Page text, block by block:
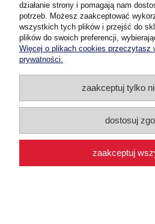
Skarpetki bawełniane 50-
działanie strony i pomagają nam
potrzeb. Możesz zaakceptować
wszystkich tych plików i przejść do
plików do swoich preferencji,
Więcej o plikach cookies przeczytasz
prywatności.
zaakceptuj tylko
dostosuj
zaakceptuj